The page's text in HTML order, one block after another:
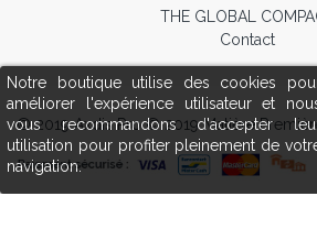
Notre boutique utilise des cookies
améliorer l'expérience utilisateur et
vous recommandons d'accepter
utilisation pour profiter pleinement de
navigation.
THE GLOBAL
Contact
© 2019 Axdis Pro © 2019 Matière